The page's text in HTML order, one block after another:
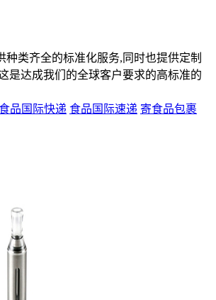
种类齐全的标准化服务,同时也提供定制
是达成我们的全球客户要求的高标准的
品国际快递 食品国际速递 寄食品包裹